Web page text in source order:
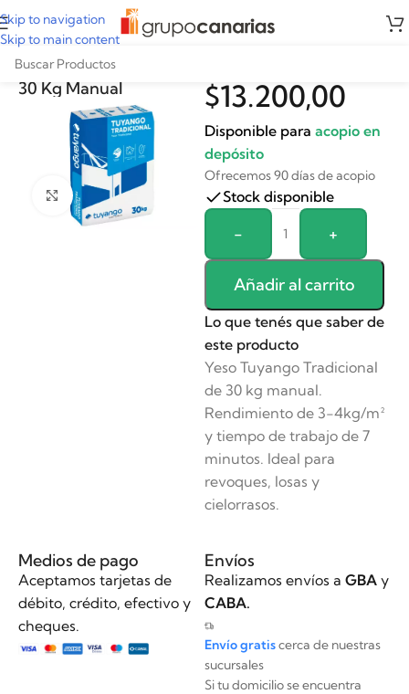
Skip to navigation
Skip to main content
Yeso Tuyango x
30 Kg Manual
Clickee para agrandar
$13.200,00
Disponible para acopio en
depósito
Ofrecemos 90 días de acopio
Stock disponible
- +
Añadir al carrito
Alternative:
Lo que tenés que saber de
este producto
Yeso Tuyango Tradicional
de 30 kg manual.
Rendimiento de 3-4kg/m²
y tiempo de trabajo de 7
minutos. Ideal para
revoques, losas y
cielorrasos.
Medios de pago
Aceptamos tarjetas de
débito, crédito, efectivo y
cheques.
Envíos
Realizamos envíos a GBAy
CABA.
Envío gratiscerca de nuestras
sucursales
Si tu domicilio se encuentra